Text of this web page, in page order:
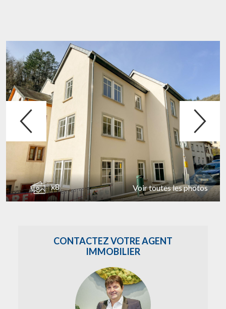
x8 Voir toutes les photos
CONTACTEZ VOTRE AGENT
IMMOBILIER